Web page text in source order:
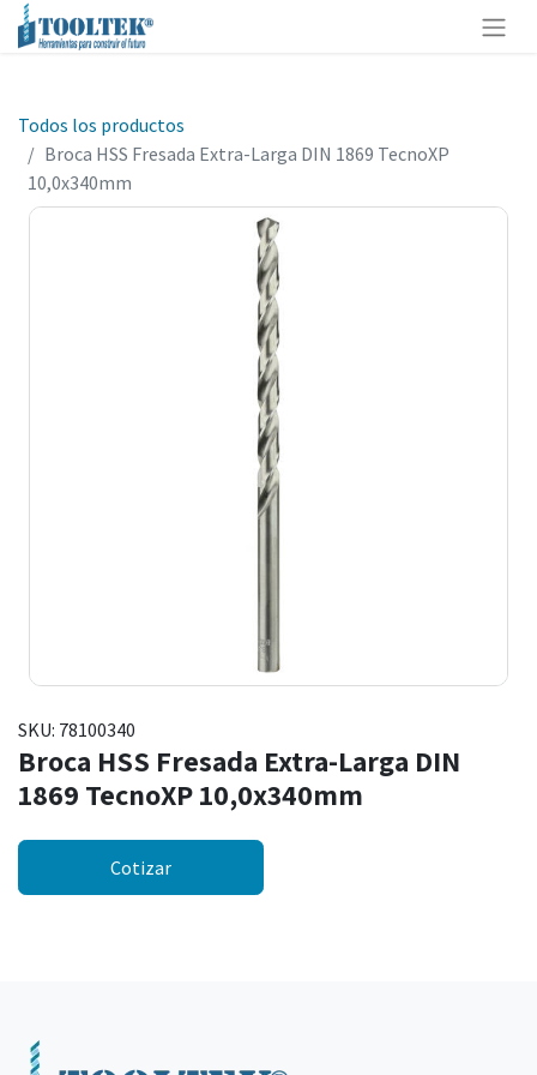
Todos los productos
Broca HSS Fresada Extra-Larga DIN 1869 TecnoXP
10,0x340mm
SKU: 78100340
Broca HSS Fresada Extra-Larga DIN
1869 TecnoXP 10,0x340mm
Cotizar